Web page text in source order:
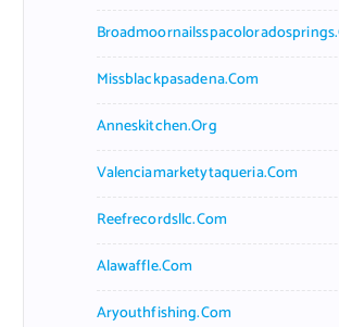
Missblackpasadena.com
Anneskitchen.org
Valenciamarketytaqueria.com
Reefrecordsllc.com
Alawaffle.com
Aryouthfishing.com